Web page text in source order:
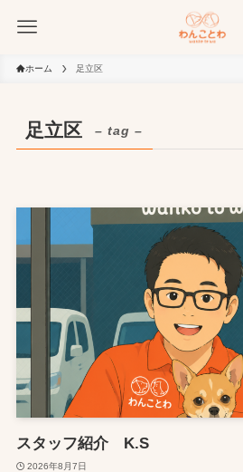
ホーム 足立区
足立区 – tag –
スタッフ紹介 K.S
2026年8月7日